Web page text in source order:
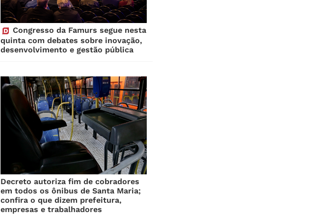
Congresso da Famurs segue nesta
quinta com debates sobre inovação,
desenvolvimento e gestão pública
Decreto autoriza fim de cobradores
em todos os ônibus de Santa Maria;
confira o que dizem prefeitura,
empresas e trabalhadores